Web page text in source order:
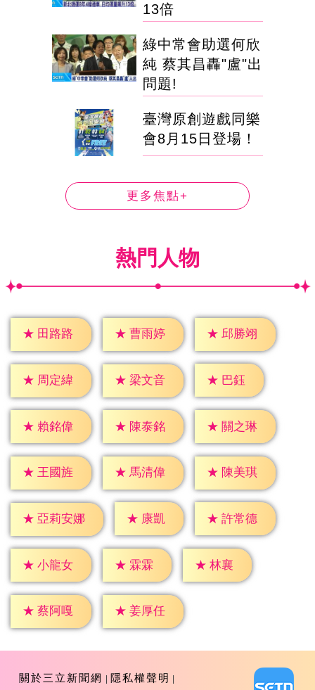
13倍
綠中常會助選何欣
純 蔡其昌轟"盧"出
問題!
臺灣原創遊戲同樂
會8月15日登場！
更多焦點+
熱門人物
★ 田路路 ★ 曹雨婷 ★ 邱勝翊
★ 周定緯 ★ 梁文音 ★ 巴鈺
★ 賴銘偉 ★ 陳泰銘 ★ 關之琳
★ 王國旌 ★ 馬清偉 ★ 陳美琪
★ 亞莉安娜 ★ 康凱 ★ 許常德
★ 小龍女 ★ 霖霖 ★ 林襄
★ 蔡阿嘎 ★ 姜厚任
關於三立新聞網 隱私權聲明